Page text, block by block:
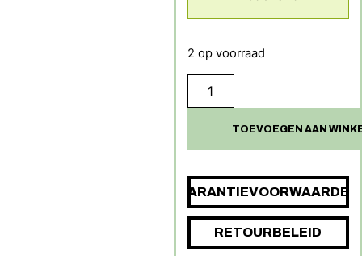
2 op voorraad
TOEVOEGEN AAN
GARANTIEVOORWAARDEN
RETOURBELEID